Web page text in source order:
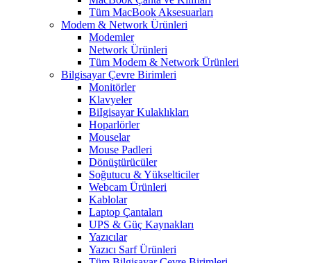
Tüm MacBook Aksesuarları
Modem & Network Ürünleri
Modemler
Network Ürünleri
Tüm Modem & Network Ürünleri
Bilgisayar Çevre Birimleri
Monitörler
Klavyeler
BiIgisayar Kulaklıkları
Hoparlörler
Mouselar
Mouse Padleri
Dönüştürücüler
Soğutucu & Yükselticiler
Webcam Ürünleri
Kablolar
Laptop Çantaları
UPS & Güç Kaynakları
Yazıcılar
Yazıcı Sarf Ürünleri